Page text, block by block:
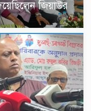
জিয়াউর